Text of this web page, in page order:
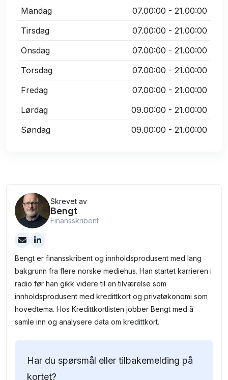
Mandag
07.00:00 - 21.00:00
Tirsdag
07.00:00 - 21.00:00
Onsdag
07.00:00 - 21.00:00
Torsdag
07.00:00 - 21.00:00
Fredag
07.00:00 - 21.00:00
Lørdag
09.00:00 - 21.00:00
Søndag
09.00:00 - 21.00:00
Skrevet av
Bengt
Finansskribent
Bengt er finansskribent og innholdsprodusent med lang
bakgrunn fra flere norske mediehus. Han startet karrieren i
radio før han gikk videre til en tilværelse som
innholdsprodusent med kredittkort og privatøkonomi som
hovedtema. Hos Kredittkortlisten jobber Bengt med å
samle inn og analysere data om kredittkort.
Har du spørsmål eller tilbakemelding på
kortet?